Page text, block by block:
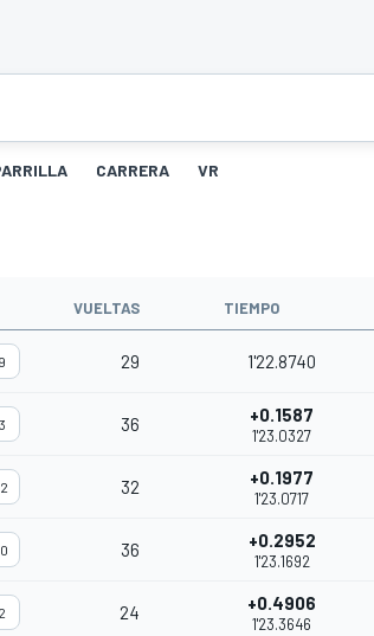
CARRERA VR
VUELTAS TIEMPO
9 29 1'22.8740
3 36 +0.1587
1'23.0327
32 +0.1977
1'23.0717
36 +0.2952
1'23.1692
2 24 +0.4906
1'23.3646